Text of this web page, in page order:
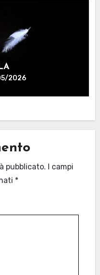
2026
pubblicato. I campi
*